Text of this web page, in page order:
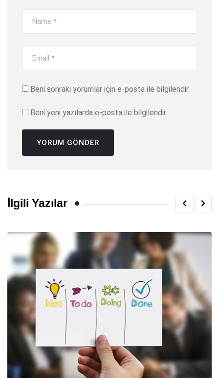
Beni sonraki yorumlar için e-posta ile bilgilendir.
Beni yeni yazılarda e-posta ile bilgilendir.
İlgili Yazılar